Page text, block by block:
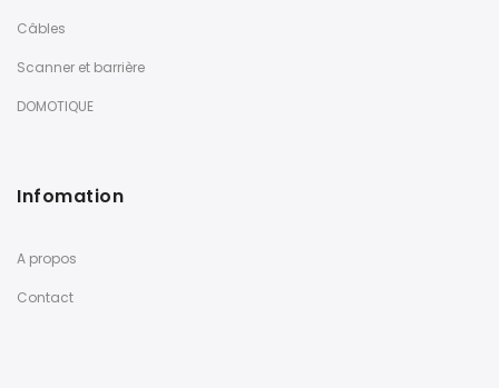
Câbles
Scanner et barrière
DOMOTIQUE
Infomation
A propos
Contact